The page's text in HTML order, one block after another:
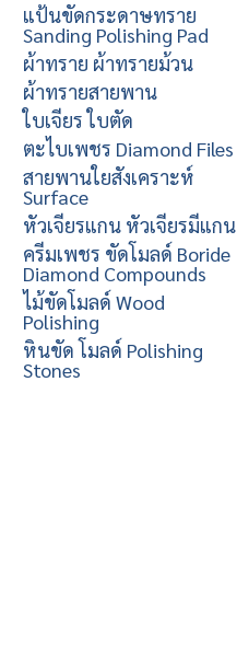
แป้นขัดกระดาษทราย
Sanding Polishing Pad
ผ้าทราย ผ้าทรายม้วน
ผ้าทรายสายพาน
ใบเจียร ใบตัด
ตะไบเพชร Diamond Files
สายพานใยสังเคราะห์
Surface
หัวเจียรแกน หัวเจียรมีแกน
ครีมเพชร ขัดโมลด์ Boride
Diamond Compounds
ไม้ขัดโมลด์ Wood
Polishing
หินขัด โมลด์ Polishing
Stones